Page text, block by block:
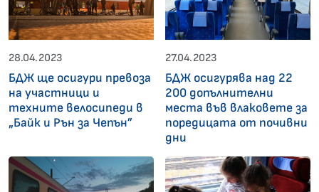
28.04.2023
БДЖ ще осигури превоза
на участници и
техните велосипеди в
„Байк и Рън за Чепън”
27.04.2023
БДЖ осигурява над 22
200 допълнителни
места във влаковете за
поредицата от почивни
дни